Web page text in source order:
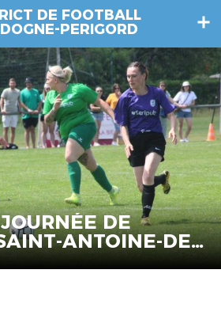
DE FOOTBALL
PERIGORD
DE
ANTOINE-DE-